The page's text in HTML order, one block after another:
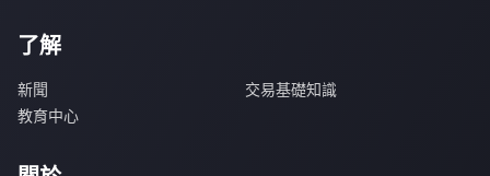
了解
新聞
交易基礎知識
教育中心